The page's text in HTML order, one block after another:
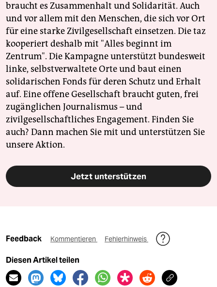
braucht es Zusammenhalt und Solidarität. Auch
und vor allem mit den Menschen, die sich vor Ort
für eine starke Zivilgesellschaft einsetzen. Die taz
kooperiert deshalb mit "Alles beginnt im
Zentrum". Die Kampagne unterstützt bundesweit
linke, selbstverwaltete Orte und baut einen
solidarischen Fonds für deren Schutz und Erhalt
auf. Eine offene Gesellschaft braucht guten, frei
zugänglichen Journalismus – und
zivilgesellschaftliches Engagement. Finden Sie
auch? Dann machen Sie mit und unterstützen Sie
unsere Aktion.
Jetzt unterstützen
Feedback Kommentieren Fehlerhinweis
Diesen Artikel teilen